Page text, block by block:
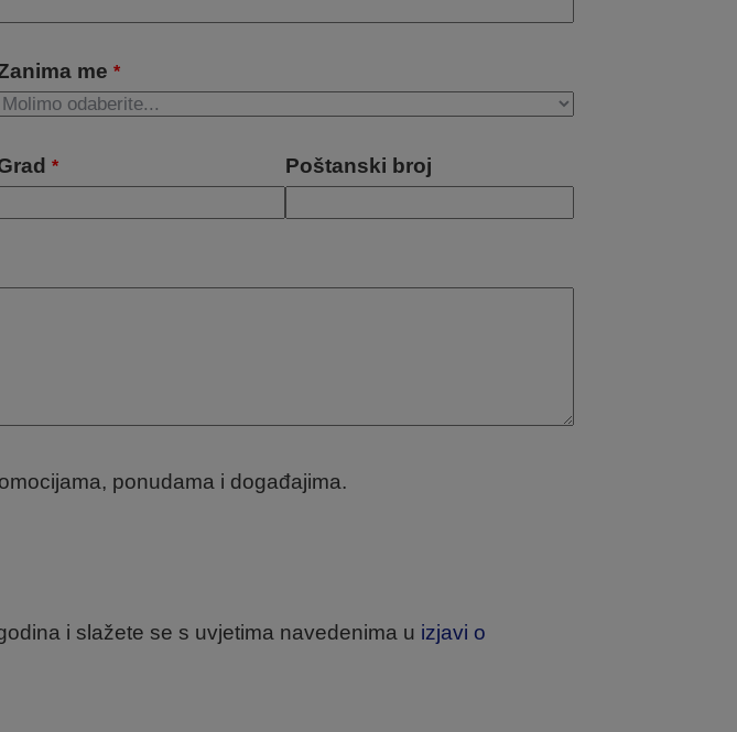
me *
* Poštanski broj
ponudama i događajima.
i slažete se s uvjetima navedenima u izjavi o